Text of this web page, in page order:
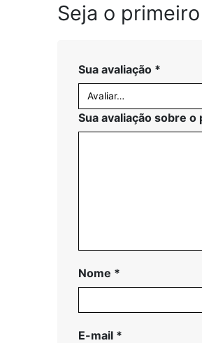
Seja o
Sua avaliação *
Sua avaliação sobre o
Nome *
E-mail *